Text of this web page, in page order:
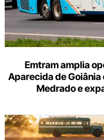
Emtram amplia
Aparecida de
Medrado e